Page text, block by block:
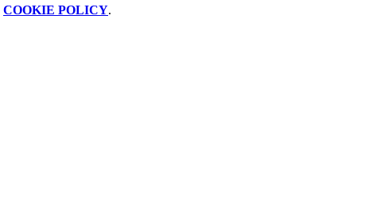
COOKIE POLICY.